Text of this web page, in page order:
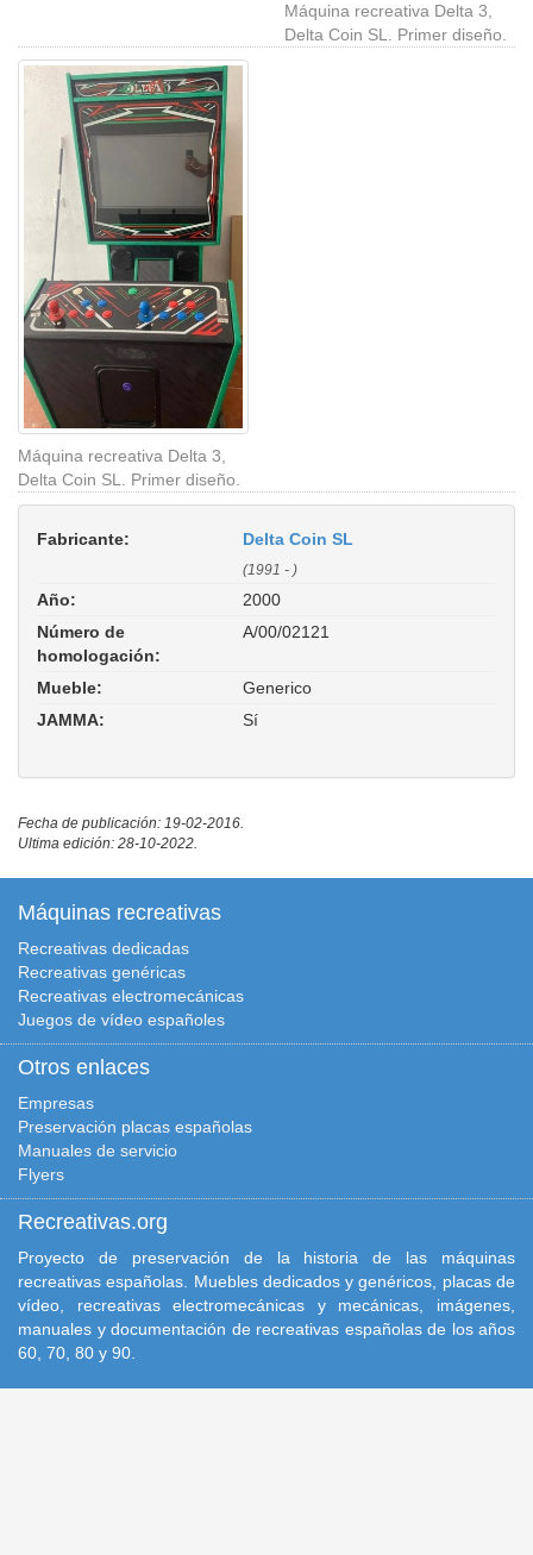
Máquina recreativa Delta 3,
Delta Coin SL. Primer diseño.
Máquina recreativa Delta 3,
Delta Coin SL. Primer diseño.
Fabricante: Delta Coin SL
(1991 - )
Año:
2000
Número de
homologación:
A/00/02121
Mueble:
Generico
JAMMA:
Sí
Fecha de publicación: 19-02-2016.
Ultima edición: 28-10-2022.
Máquinas recreativas
Recreativas dedicadas
Recreativas genéricas
Recreativas electromecánicas
Juegos de vídeo españoles
Otros enlaces
Empresas
Preservación placas españolas
Manuales de servicio
Flyers
Recreativas.org
Proyecto de preservación de la historia de las máquinas
recreativas españolas. Muebles dedicados y genéricos, placas de
vídeo, recreativas electromecánicas y mecánicas, imágenes,
manuales y documentación de recreativas españolas de los años
60, 70, 80 y 90.